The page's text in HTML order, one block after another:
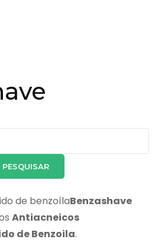
de benzoílaBenzashave
Antiacneicos
de Benzoila.